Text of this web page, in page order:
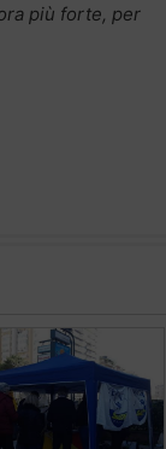
più forte, per